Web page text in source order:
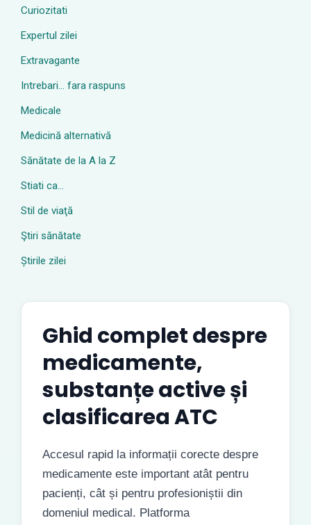
Curiozitati
Expertul zilei
Extravagante
Intrebari… fara raspuns
Medicale
Medicină alternativă
Sănătate de la A la Z
Stiati ca…
Stil de viaţă
Ştiri sănătate
Știrile zilei
Ghid complet despre
medicamente,
substanțe active și
clasificarea ATC
Accesul rapid la informații corecte despre
medicamente este important atât pentru
pacienți, cât și pentru profesioniștii din
domeniul medical. Platforma